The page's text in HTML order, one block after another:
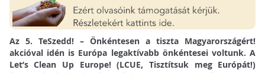
Az 5. TeSzedd! – Önkéntesen a tiszta Magyarországért!
akcióval idén is Európa legaktívabb önkéntesei voltunk. A
Let’s Clean Up Europe! (LCUE, Tisztítsuk meg Európát!)